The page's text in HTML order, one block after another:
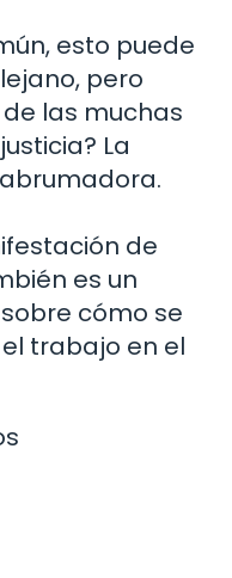
esto puede
pero
las muchas
La
de
es un
cómo se
trabajo en el